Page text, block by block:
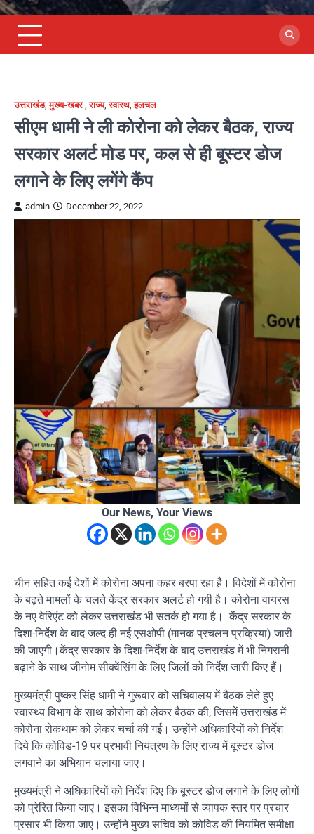
उत्तराखंड,मुख्य-खबर,राज्य,स्वास्थ,हलचल
सीएम धामी ने ली कोरोना को लेकर बैठक, राज्य
सरकार अलर्ट मोड पर, कल से ही बूस्टर डोज
लगाने के लिए लगेंगे कैंप
admin December 22, 2022
Our News, Your Views
चीन सहित कई देशों में कोरोना अपना कहर बरपा रहा है। विदेशों में कोरोना
के बढ़ते मामलों के चलते केंद्र सरकार अलर्ट हो गयी है। कोरोना वायरस
के नए वेरिएंट को लेकर उत्तराखंड भी सतर्क हो गया है। केंद्र सरकार के
दिशा-निर्देश के बाद जल्द ही नई एसओपी (मानक प्रचलन प्रक्रिया) जारी
की जाएगी।केंद्र सरकार के दिशा-निर्देश के बाद उत्तराखंड में भी निगरानी
बढ़ाने के साथ जीनोम सीक्वेंसिंग के लिए जिलों को निर्देश जारी किए हैं।
मुख्यमंत्री पुष्कर सिंह धामी ने गुरूवार को सचिवालय में बैठक लेते हुए
स्वास्थ्य विभाग के साथ कोरोना को लेकर बैठक की, जिसमें उत्तराखंड में
कोरोना रोकथाम को लेकर चर्चा की गई। उन्होंने अधिकारियों को निर्देश
दिये कि कोविड-19 पर प्रभावी नियंत्रण के लिए राज्य में बूस्टर डोज
लगवाने का अभियान चलाया जाए।
मुख्यमंत्री ने अधिकारियों को निर्देश दिए कि बूस्टर डोज लगाने के लिए लोगों
को प्रेरित किया जाए। इसका विभिन्न माध्यमों से व्यापक स्तर पर प्रचार
प्रसार भी किया जाए। उन्होंने मुख्य सचिव को कोविड की नियमित समीक्षा